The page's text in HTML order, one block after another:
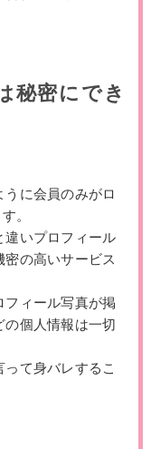
秘密にでき
うに会員のみがロ
。
違いプロフィール
密の高いサービス
フィール写真が掲
個人情報は一切
て身バレするこ